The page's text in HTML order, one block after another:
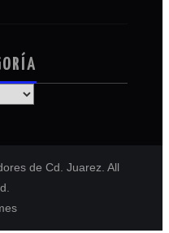
de Cd. Juarez. All